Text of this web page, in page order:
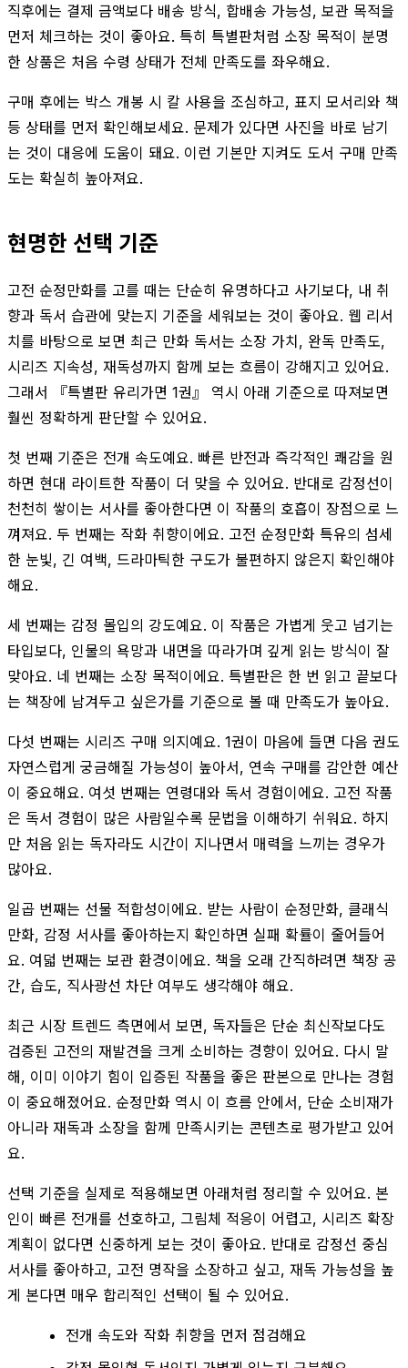
직후에는 결제 금액보다 배송 방식, 합배송 가능성, 보관 목적을
먼저 체크하는 것이 좋아요. 특히 특별판처럼 소장 목적이 분명
한 상품은 처음 수령 상태가 전체 만족도를 좌우해요.
구매 후에는 박스 개봉 시 칼 사용을 조심하고, 표지 모서리와 책
등 상태를 먼저 확인해보세요. 문제가 있다면 사진을 바로 남기
는 것이 대응에 도움이 돼요. 이런 기본만 지켜도 도서 구매 만족
도는 확실히 높아져요.
현명한 선택 기준
고전 순정만화를 고를 때는 단순히 유명하다고 사기보다, 내 취
향과 독서 습관에 맞는지 기준을 세워보는 것이 좋아요. 웹 리서
치를 바탕으로 보면 최근 만화 독서는 소장 가치, 완독 만족도,
시리즈 지속성, 재독성까지 함께 보는 흐름이 강해지고 있어요.
그래서 『특별판 유리가면 1권』 역시 아래 기준으로 따져보면
훨씬 정확하게 판단할 수 있어요.
첫 번째 기준은 전개 속도예요. 빠른 반전과 즉각적인 쾌감을 원
하면 현대 라이트한 작품이 더 맞을 수 있어요. 반대로 감정선이
천천히 쌓이는 서사를 좋아한다면 이 작품의 호흡이 장점으로 느
껴져요. 두 번째는 작화 취향이에요. 고전 순정만화 특유의 섬세
한 눈빛, 긴 여백, 드라마틱한 구도가 불편하지 않은지 확인해야
해요.
세 번째는 감정 몰입의 강도예요. 이 작품은 가볍게 웃고 넘기는
타입보다, 인물의 욕망과 내면을 따라가며 깊게 읽는 방식이 잘
맞아요. 네 번째는 소장 목적이에요. 특별판은 한 번 읽고 끝보다
는 책장에 남겨두고 싶은가를 기준으로 볼 때 만족도가 높아요.
다섯 번째는 시리즈 구매 의지예요. 1권이 마음에 들면 다음 권도
자연스럽게 궁금해질 가능성이 높아서, 연속 구매를 감안한 예산
이 중요해요. 여섯 번째는 연령대와 독서 경험이에요. 고전 작품
은 독서 경험이 많은 사람일수록 문법을 이해하기 쉬워요. 하지
만 처음 읽는 독자라도 시간이 지나면서 매력을 느끼는 경우가
많아요.
일곱 번째는 선물 적합성이에요. 받는 사람이 순정만화, 클래식
만화, 감정 서사를 좋아하는지 확인하면 실패 확률이 줄어들어
요. 여덟 번째는 보관 환경이에요. 책을 오래 간직하려면 책장 공
간, 습도, 직사광선 차단 여부도 생각해야 해요.
최근 시장 트렌드 측면에서 보면, 독자들은 단순 최신작보다도
검증된 고전의 재발견을 크게 소비하는 경향이 있어요. 다시 말
해, 이미 이야기 힘이 입증된 작품을 좋은 판본으로 만나는 경험
이 중요해졌어요. 순정만화 역시 이 흐름 안에서, 단순 소비재가
아니라 재독과 소장을 함께 만족시키는 콘텐츠로 평가받고 있어
요.
선택 기준을 실제로 적용해보면 아래처럼 정리할 수 있어요. 본
인이 빠른 전개를 선호하고, 그림체 적응이 어렵고, 시리즈 확장
계획이 없다면 신중하게 보는 것이 좋아요. 반대로 감정선 중심
서사를 좋아하고, 고전 명작을 소장하고 싶고, 재독 가능성을 높
게 본다면 매우 합리적인 선택이 될 수 있어요.
전개 속도와 작화 취향을 먼저 점검해요